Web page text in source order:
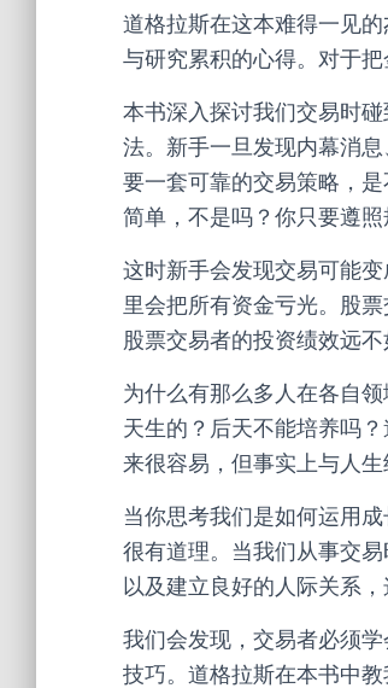
道格拉斯在这本难得一见
与研究累积的心得。对于
本书深入探讨我们交易时
法。新手一旦发现内幕消
要一套可靠的交易策略，
简单，不是吗？你只要遵
这时新手会发现交易可能
里会把所有资金亏光。股
股票交易者的投资绩效远不
为什么有那么多人在各自
天生的？后天不能培养吗
来很容易，但事实上与人
当你思考我们是如何运用
很有道理。当我们从事交
以及建立良好的人际关系
我们会发现，交易者必须
技巧。道格拉斯在本书中